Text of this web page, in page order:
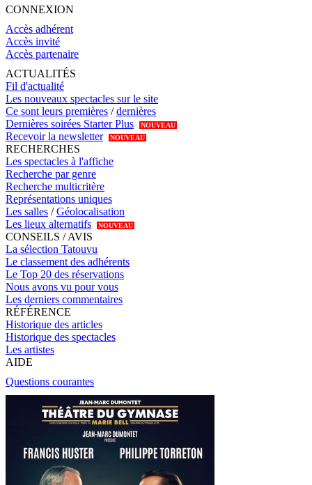
CONNEXION
Accès adhérent
Accès invité
Accès partenaire
ACTUALITÉS
Fil d'actualité
Les nouveaux spectacles sur le site
Ce sont leurs premières /dernières
Dernières soirées Starter Plus
NOUVEAU
Recevoir la newsletter NOUVEAU
RECHERCHES
Les spectacles à l'affiche
Recherche par genre
Recherche multicritère
Représentations uniques
Les salles /Géolocalisation
Les lieux alternatifs
NOUVEAU
CONSEILS / AVIS
La sélection Tatouvu
Le classement des adhérents
Le Top 20 des réservations
Nous avons vu pour vous
Les derniers commentaires
RÉFÉRENCE
Historique des articles
Historique des spectacles
Les artistes
AIDE
Questions courantes